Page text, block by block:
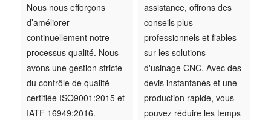
Nous nous efforçons
d’améliorer
continuellement notre
processus qualité. Nous
avons une gestion stricte
du contrôle de qualité
certifiée ISO9001:2015 et
IATF 16949:2016.
assistance, offrons des
conseils plus
professionnels et fiables
sur les solutions
d'usinage CNC. Avec des
devis instantanés et une
production rapide, vous
pouvez réduire les temps